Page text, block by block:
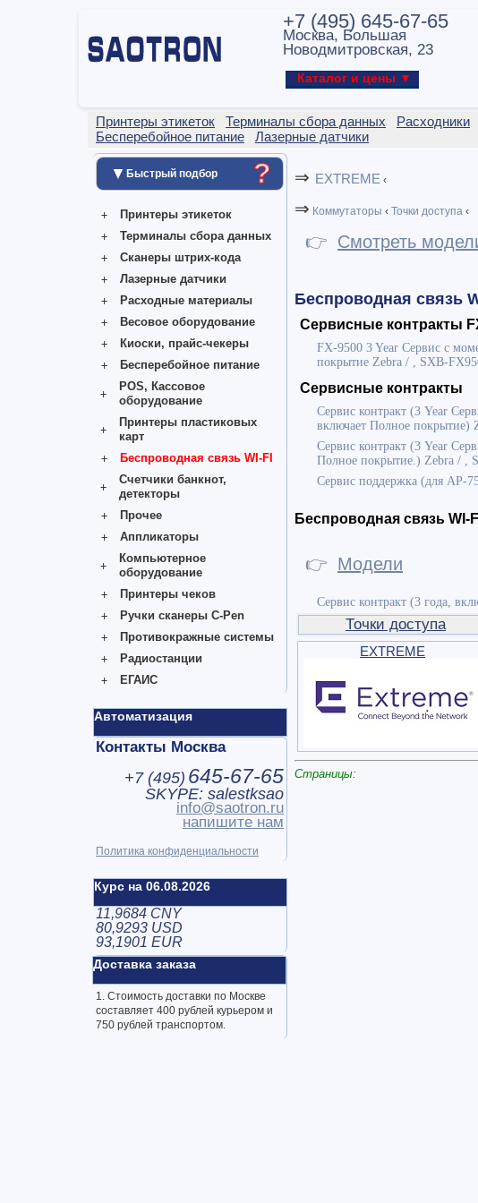
+7 (495) 645-67-65
Москва, Большая
Новодмитровская, 23
Каталог и цены ▼
Принтеры этикеток Терминалы сбора данных Расходники
Бесперебойное питание
Лазерные датчики
▼ Быстрый подбор ?
Принтеры этикеток
Терминалы сбора данных
Сканеры штрих-кода
Лазерные датчики
Расходные материалы
Весовое оборудование
Киоски, прайс-чекеры
Бесперебойное питание
POS, Кассовое
оборудование
Принтеры пластиковых
карт
Беспроводная связь WI-FI
Счетчики банкнот,
детекторы
Прочее
Аппликаторы
Компьютерное
оборудование
Принтеры чеков
Ручки сканеры C-Pen
Противокражные системы
Радиостанции
ЕГАИС
Автоматизация
Контакты Москва
+7 (495) 645-67-65
SKYPE: salestksao
info@saotron.ru
напишите нам
Политика конфиденциальности
Курс на 06.08.2026
11,9684 CNY
80,9293 USD
93,1901 EUR
Доставка заказа
1. Стоимость доставки по Москве
составляет 400 рублей курьером и
750 рублей транспортом.
⇒ EXTREME ‹
⇒ Коммутаторы ‹ Точки доступа ‹
👉 Смотреть
Беспроводная связь
Сервисные контракты
FX-9500 3 Year Сервис с
покрытие Zebra / , SXB-
Сервисные контракты
Сервис контракт (3 Year
включает Полное покрытие)
Сервис контракт (3 Year
Полное покрытие.) Zebra / ,
Сервис поддержка (для AP-
Беспроводная связь
👉 Модели
Сервис контракт (3 года,
Точки доступа
EXTREME
Страницы: